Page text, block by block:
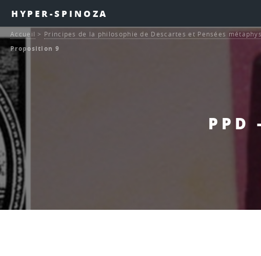
HYPER-SPINOZA
PPD
Accueil > Principes de la philosophie de Descartes et Pensées
Proposition 9